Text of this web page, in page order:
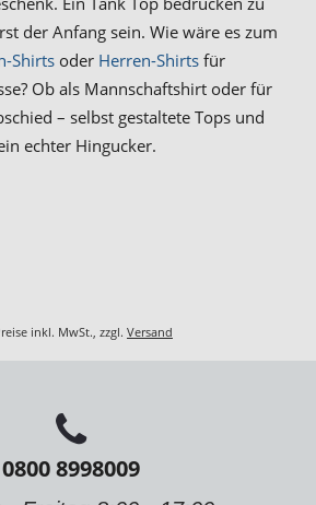
der Anfang sein. Wie wäre es zum
Shirts oder Herren-Shirts für
Ob als Mannschaftshirt oder für
– selbst gestaltete Tops und
echter Hingucker.
inkl. MwSt., zzgl. Versand
0800 8998009